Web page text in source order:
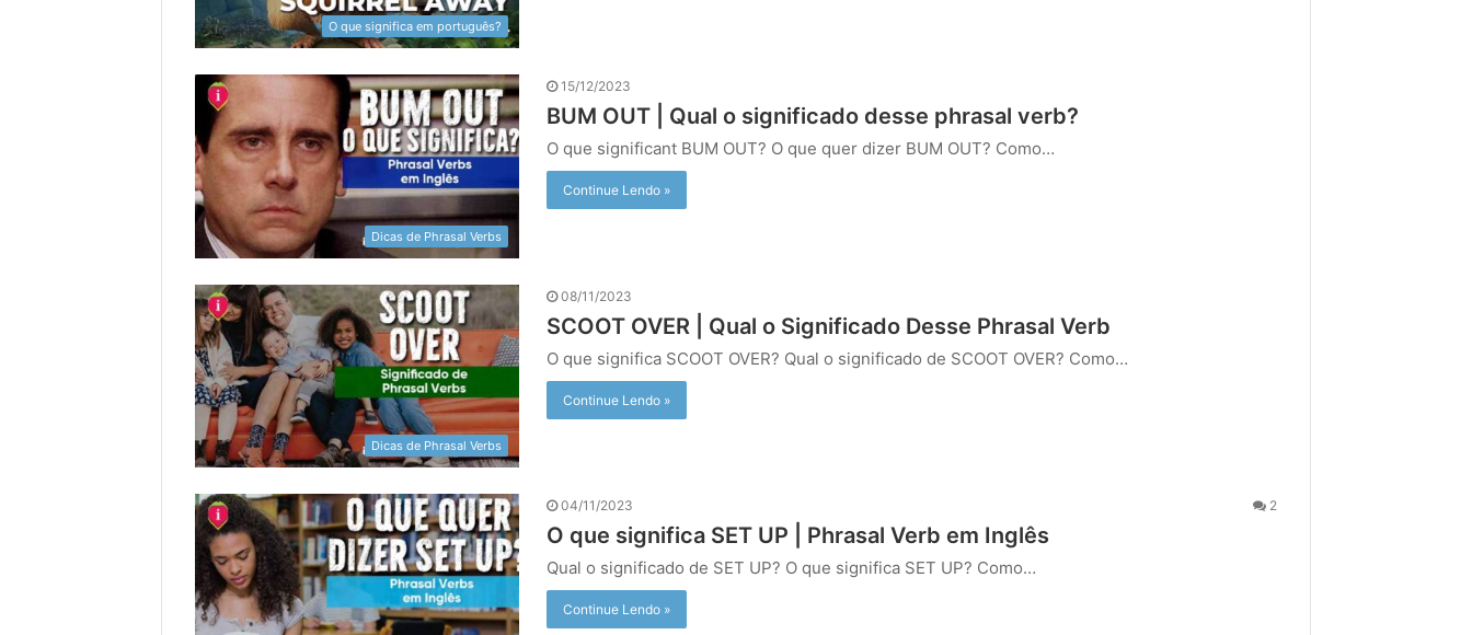
O que significa em português?
Dicas de Phrasal Verbs
15/12/2023
BUM OUT | Qual o significado desse phrasal verb?
O que significant BUM OUT? O que quer dizer BUM OUT? Como…
Continue Lendo »
Dicas de Phrasal Verbs
08/11/2023
SCOOT OVER | Qual o Significado Desse Phrasal Verb
O que significa SCOOT OVER? Qual o significado de SCOOT OVER? Como…
Continue Lendo »
04/11/2023 2
O que significa SET UP | Phrasal Verb em Inglês
Qual o significado de SET UP? O que significa SET UP? Como…
Continue Lendo »